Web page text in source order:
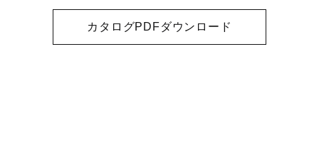
カタログPDFダウンロード